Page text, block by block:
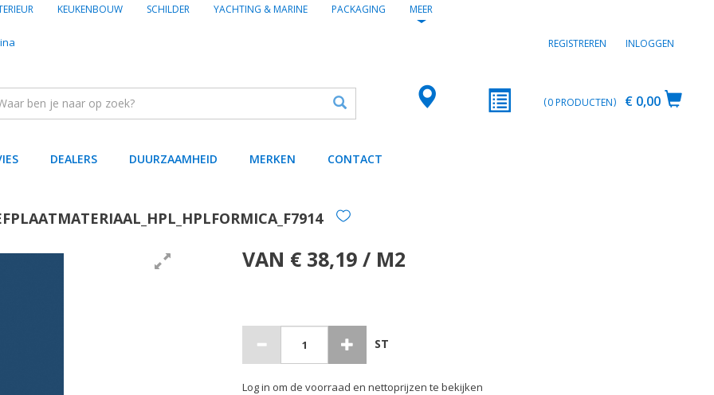
KEUKENBOUW SCHILDER YACHTING & MARINE PACKAGING MEER
REGISTREREN INLOGGEN
€ 0,00
0PRODUCTEN
DEALERS DUURZAAMHEID MERKEN CONTACT
VAN € 38,19 / M2
ST
Log in om de voorraad en nettoprijzen te bekijken